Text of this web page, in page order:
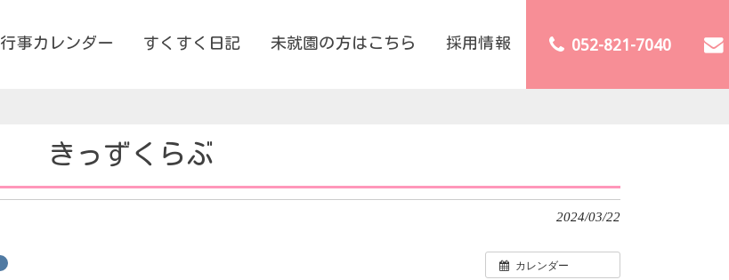
行事カレンダー すくすく日記 未就園の方はこちら 採用情報 052-821-7040
きっずくらぶ
2024/03/22
カレンダー